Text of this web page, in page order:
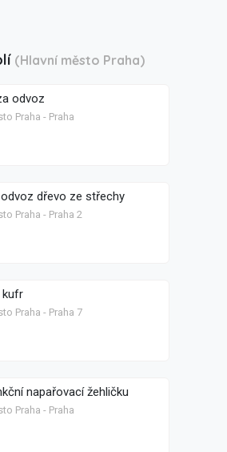
(Hlavní město Praha)
odvoz
Praha - Praha
dřevo ze střechy
Praha - Praha 2
kufr
Praha - Praha 7
napařovací žehličku
Praha - Praha